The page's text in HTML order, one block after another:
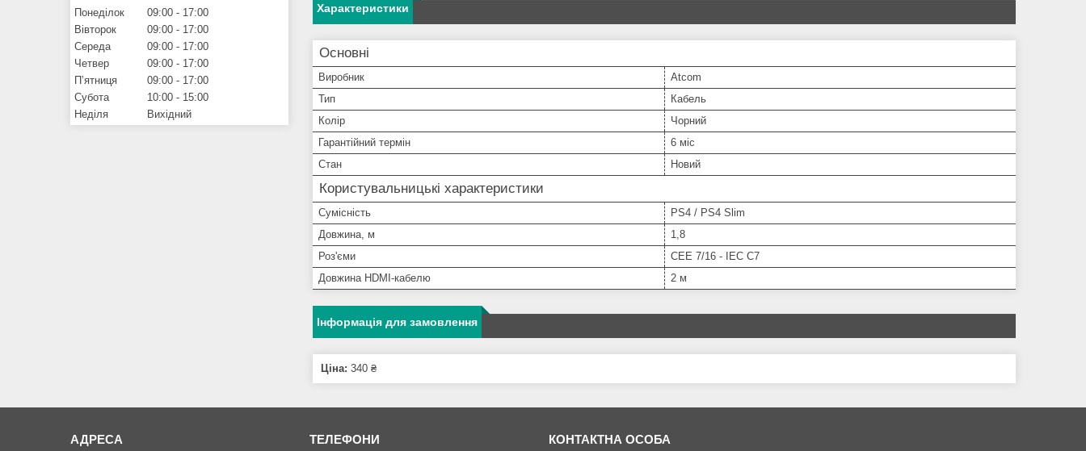
Характеристики
Основні
Виробник
Atcom
Тип
Кабель
Колір
Чорний
Гарантійний термін
6 міс
Стан
Новий
Користувальницькі характеристики
Сумісність
PS4 / PS4 Slim
Довжина, м
1,8
Роз'єми
CEE 7/16 - IEC C7
Довжина HDMI-кабелю
2 м
Інформація для замовлення
Ціна: 340 ₴
Понеділок 09:00
17:00
Вівторок
09:00
17:00
Середа
09:00
17:00
Четвер
09:00
17:00
Пʼятниця
09:00
17:00
Субота
10:00
15:00
Неділя
Вихідний